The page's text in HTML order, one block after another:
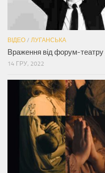
ВІДЕО / ЛУГАНСЬКА
Враження від форум-
14 ГРУ, 2022